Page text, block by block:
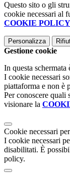
Questo sito o gli
cookie necessari al
COOKIE POLICY
Personalizza
Gestione cookie
In questa
I cookie necessari
piattaforma e non è
Per conoscere quali
visionare la
Cookie necessari
I cookie necessari
disabilitati. È
policy.